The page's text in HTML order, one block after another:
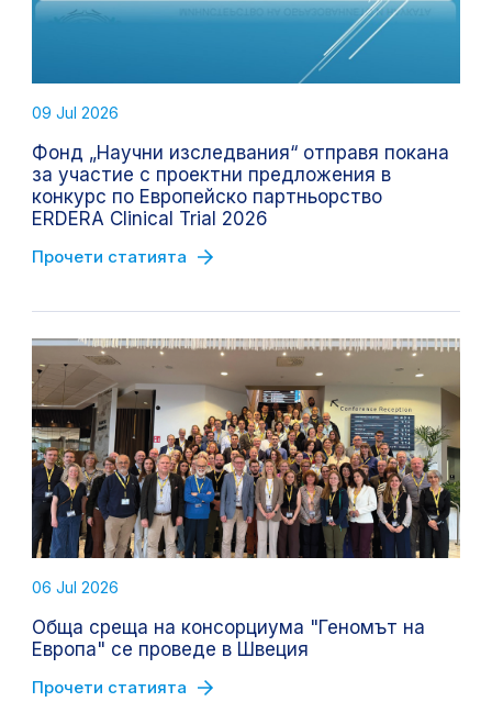
09 Jul 2026
Фонд „Научни изследвания“ отправя покана
за участие с проектни предложения в
конкурс по Европейско партньорство
ERDERA Clinical Trial 2026
Прочети статията
06 Jul 2026
Обща среща на консорциума "Геномът на
Европа" се проведе в Швеция
Прочети статията